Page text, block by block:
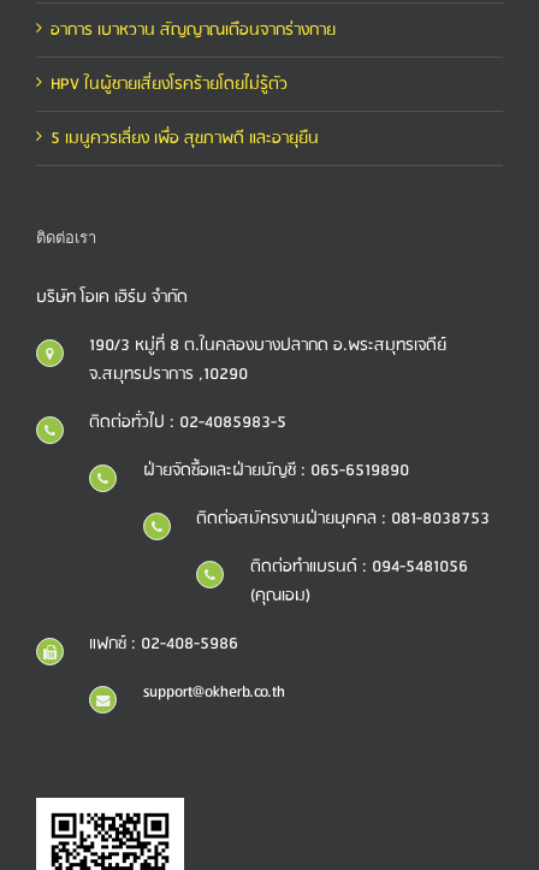
อาการ เบาหวาน สัญญาณเตือนจากร่างกาย
HPV ในผู้ชายเสี่ยงโรคร้ายโดยไม่รู้ตัว
5 เมนูควรเลี่ยง เพื่อ สุขภาพดี และอายุยืน
ติดต่อเรา
บริษัท โอเค เฮิร์บ จำกัด
190/3 หมู่ที่ 8 ต.ในคลองบางปลากด อ.พระสมุทรเจดีย์
จ.สมุทรปราการ ,10290
ติดต่อทั่วไป : 02-4085983-5
ฝ่ายจัดซื้อและฝ่ายบัญชี : 065-6519890
ติดต่อสมัครงานฝ่ายบุคคล : 081-8038753
ติดต่อทำแบรนด์ : 094-5481056
(คุณเอม)
แฟกซ์ : 02-408-5986
support@okherb.co.th